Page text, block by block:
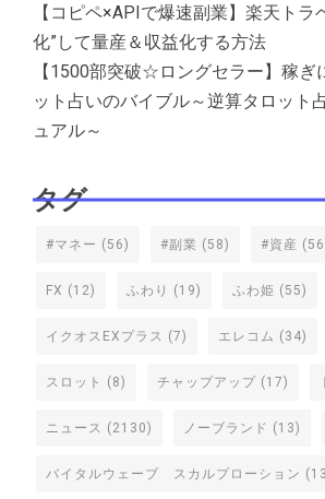
【コピペ×APIで爆速副業】楽天トラ
化”して量産＆収益化する方法
【1500部突破☆ロングセラー】稼ぎ
ット占いのバイブル～逆算タロット
ュアル～
タグ
#マネー (56) #副業 (58) #資産
FX (12) ふわり (19) ふわ姫 (55)
イクオスEXプラス (7) エレコム (34)
スロット (8) チャップアップ (17)
ニュース (2130) ノーブランド (13)
バイタルウェーブ スカルプローション